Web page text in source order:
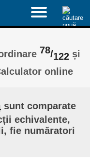
78/122 și
online
sunt comparate
echivalente,
fie număratori